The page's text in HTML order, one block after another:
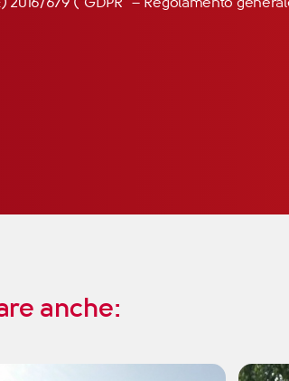
anche: